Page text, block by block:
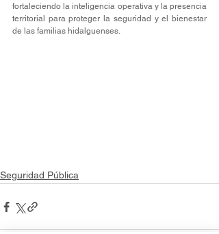
fortaleciendo la inteligencia operativa y la presencia
territorial para proteger la seguridad y el bienestar
de las familias hidalguenses.
Seguridad Pública